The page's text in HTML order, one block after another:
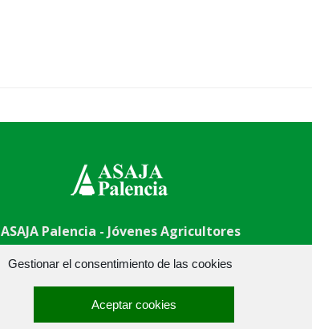
Gestionar el consentimiento de las cookies
Aceptar cookies
ASAJA Palencia - Jóvenes Agricultores